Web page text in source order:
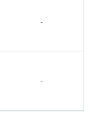
-
-